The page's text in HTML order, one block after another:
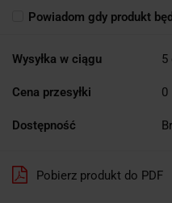
Powiadom gdy produkt
Wysyłka w ciągu 5
Cena przesyłki 0
Dostępność
Pobierz produkt do PDF